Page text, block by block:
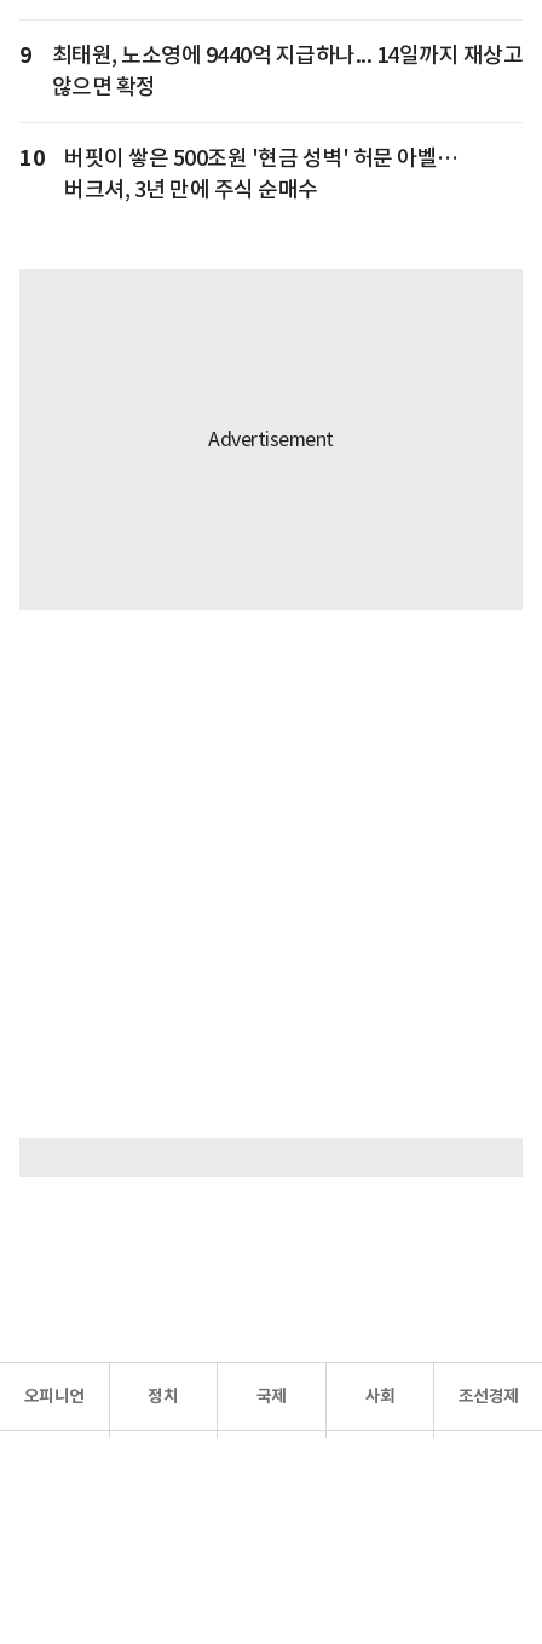
9
최태원, 노소영에 9440억 지급하나... 14일까지 재상고
않으면 확정
10
버핏이 쌓은 500조원 '현금 성벽' 허문 아벨…
버크셔, 3년 만에 주식 순매수
오피니언 정치 국제 사회 조선경제